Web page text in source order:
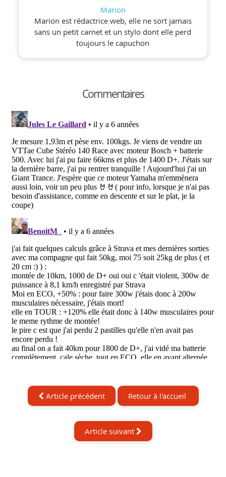
Marion
Marion est rédactrice web, elle ne sort jamais
sans un petit carnet et un stylo dont elle perd
toujours le capuchon
Commentaires
Article précédent Retour à l'accueil
Article suivant